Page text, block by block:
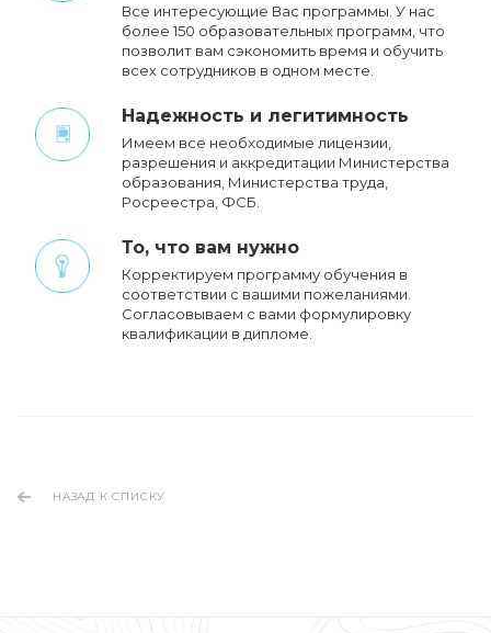
Все интересующие Вас программы. У нас
более 150 образовательных программ, что
позволит вам сэкономить время и обучить
всех сотрудников в одном месте.
Надежность и легитимность
Имеем все необходимые лицензии,
разрешения и аккредитации Министерства
образования, Министерства труда,
Росреестра, ФСБ.
То, что вам нужно
Корректируем программу обучения в
соответствии с вашими пожеланиями.
Cогласовываем с вами формулировку
квалификации в дипломе.
НАЗАД К СПИСКУ